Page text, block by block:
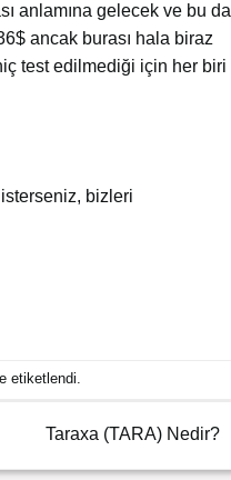
anlamına gelecek ve bu da
ancak burası hala biraz
test edilmediği için her biri
bizleri
etiketlendi.
Taraxa (TARA) Nedir?